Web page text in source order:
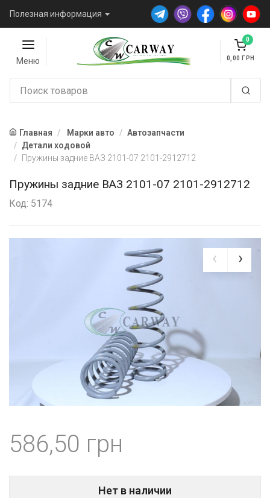
Полезная информация
Меню
0
0,00
Главная Марки авто
Автозапчасти
Детали ходовой
Пружины задние ВАЗ 2101-07 2101-2912712
Пружины задние ВАЗ 2101-07 2101-2912712
Код: 5174
586,50
Нет в наличии